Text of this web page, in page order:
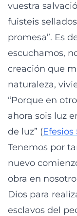
vuestra
fuisteis
promesa”. Es
escuchamos,
creación que
naturaleza,
“Porque en
ahora sois luz
de luz” (Efesios
Tenemos por
nuevo
obra en
Dios para
esclavos del